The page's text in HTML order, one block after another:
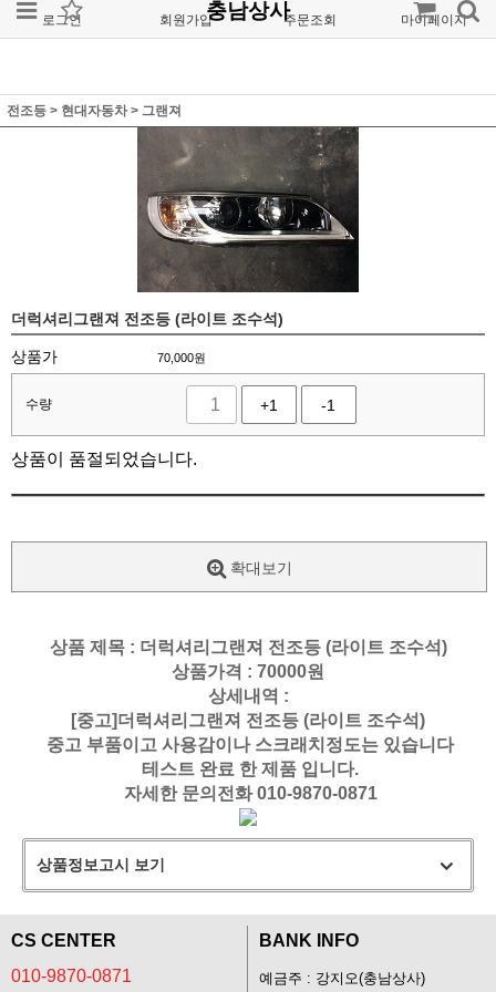
로그인 회원가입 주문조회 마이페이지
충남상사
전조등 > 현대자동차> 그랜져
더럭셔리그랜져 전조등 (라이트 조수석)
상품가 70,000원
수량 +1 -1
상품이 품절되었습니다.
확대보기
상품 제목 : 더럭셔리그랜져 전조등 (라이트 조수석)
상품가격 : 70000원
상세내역 :
[중고]더럭셔리그랜져 전조등 (라이트 조수석)
중고 부품이고 사용감이나 스크래치정도는 있습니다
테스트 완료 한 제품 입니다.
자세한 문의전화010-9870-0871
상품정보고시 보기
CS CENTER
010-9870-0871
BANK INFO
예금주 : 강지오(충남상사)